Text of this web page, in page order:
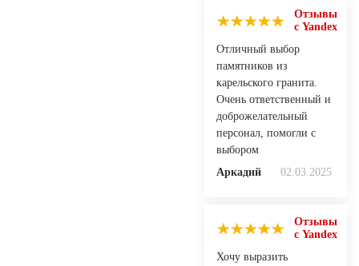
Отзывы
с Yandex
Отличный выбор
памятников из
карельского гранита.
Очень ответственный и
доброжелательный
персонал, помогли с
выбором
Аркадий
02.03.2025
Отзывы
с Yandex
Хочу выразить